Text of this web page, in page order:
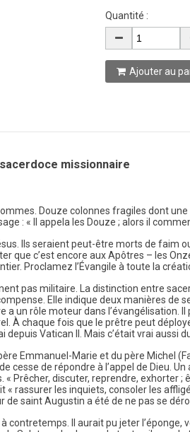
Quantité :
Ajouter au
missionnaire
Douze colonnes fragiles dont
: « Il appela les Douze ; alors il
Ils seraient peut-être morts de faim
que c’est encore aux Apôtres – les
Proclamez l’Évangile à toute la
pas militaire. La distinction entre
Elle indique deux manières de
un rôle moteur dans l’évangélisation.
À chaque fois que le prêtre peut
Vatican II. Mais c’était vrai aussi
Emmanuel-Marie et du père Michel
cesse de répondre à l’appel de Dieu.
Prêcher, discuter, reprendre, exhorter
« rassurer les inquiets, consoler les
de saint Augustin a été de ne pas se
à contretemps. Il aurait pu jeter